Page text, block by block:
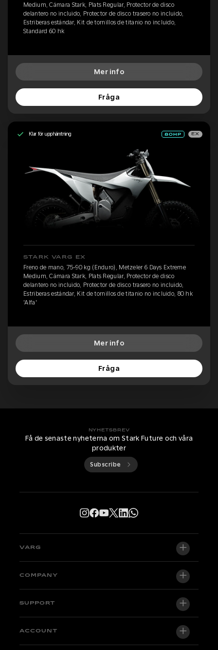
Medium, Cámara Stark, Plats Regular, Protector de disco
delantero no incluido, Protector de disco trasero no incluido,
Estriberas estándar, Kit de tornillos de titanio no incluido,
Standard 60 hk
Mer info
Fråga
Klar för upphämtning EX
STARK VARG EX
Freno de mano, 75-90 kg (Enduro), Metzeler 6 Days Extreme
Medium, Cámara Stark, Plats Regular, Protector de disco
delantero no incluido, Protector de disco trasero no incluido,
Estriberas estándar, Kit de tornillos de titanio no incluido, 80 hk
'Alfa'
Mer info
Fråga
NYHETSBREV
Få de senaste nyheterna om Stark Future och våra
produkter
Subscribe
VARG
VARG EX
Factory Edition
Motorcyklar i lager
COMPANY
Om oss
SUPPORT
Support
ACCOUNT